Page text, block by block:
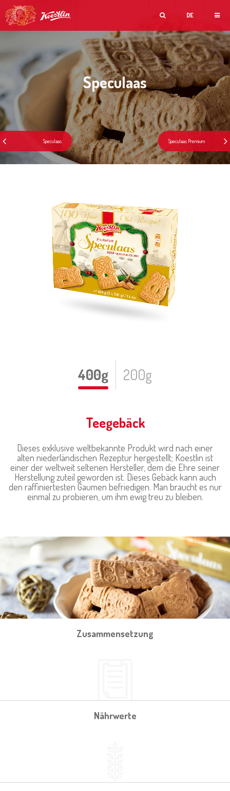
DE
Speculaas
400g 200g
Teegebäck
Dieses exklusive weltbekannte Produkt wird nach einer
alten niederländischen Rezeptur hergestellt; Koestlin ist
einer der weltweit seltenen Hersteller, dem die Ehre seiner
Herstellung zuteil geworden ist. Dieses Gebäck kann auch
den raffiniertesten Gaumen befriedigen. Man braucht es nur
einmal zu probieren, um ihm ewig treu zu bleiben.
Zusammensetzung
Nährwerte